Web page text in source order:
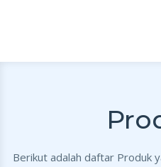
Berikut adalah daftar Produk